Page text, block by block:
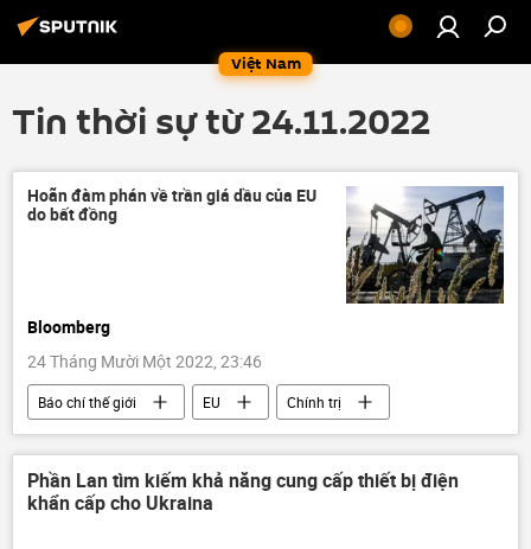
Việt Nam
Tin thời sự từ 24.11.2022
Hoãn đàm phán về trần giá dầu của EU
do bất đồng
Bloomberg
24 Tháng Mười Một 2022, 23:46
Báo chí thế giới EU
Chính trị
năng lượng
giá dầu
Các biện pháp trừng phạt chống Nga
Phần Lan tìm kiếm khả năng cung cấp thiết bị điện
khẩn cấp cho Ukraina